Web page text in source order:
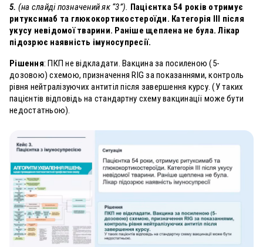
5. (на слайді позначений як “3”). Пацієнтка 54 років отримує
ритуксимаб та глюкокортикостероїди. Категорія III після
укусу невідомої тварини. Раніше щеплена не була. Лікар
підозрює наявність імуносупресії.
Рішення: ПКП не відкладати. Вакцина за посиленою (5-
дозовою) схемою, призначенняRIG за показаннями, контроль
рівня нейтралізуючих антитіл після завершення курсу. (У таких
пацієнтів відповідь на стандартну схему вакцинації може бути
недостатньою).